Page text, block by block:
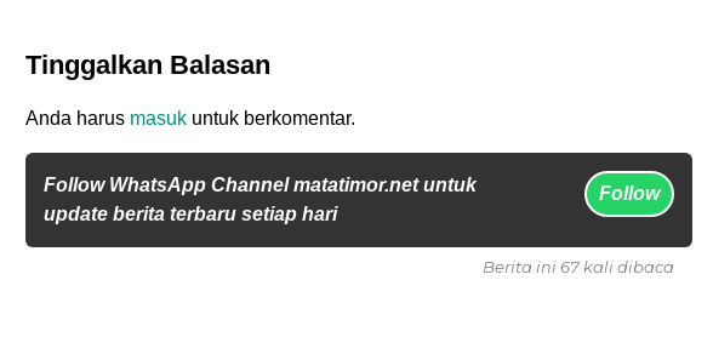
Tinggalkan Balasan
Anda harus masuk untuk berkomentar.
Follow WhatsApp Channel matatimor.net untuk
update berita terbaru setiap hari
Follow
Berita ini 67 kali dibaca